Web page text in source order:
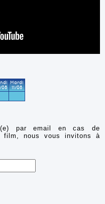
08
Mardi
11/08
par email en cas de
film, nous vous invitons à